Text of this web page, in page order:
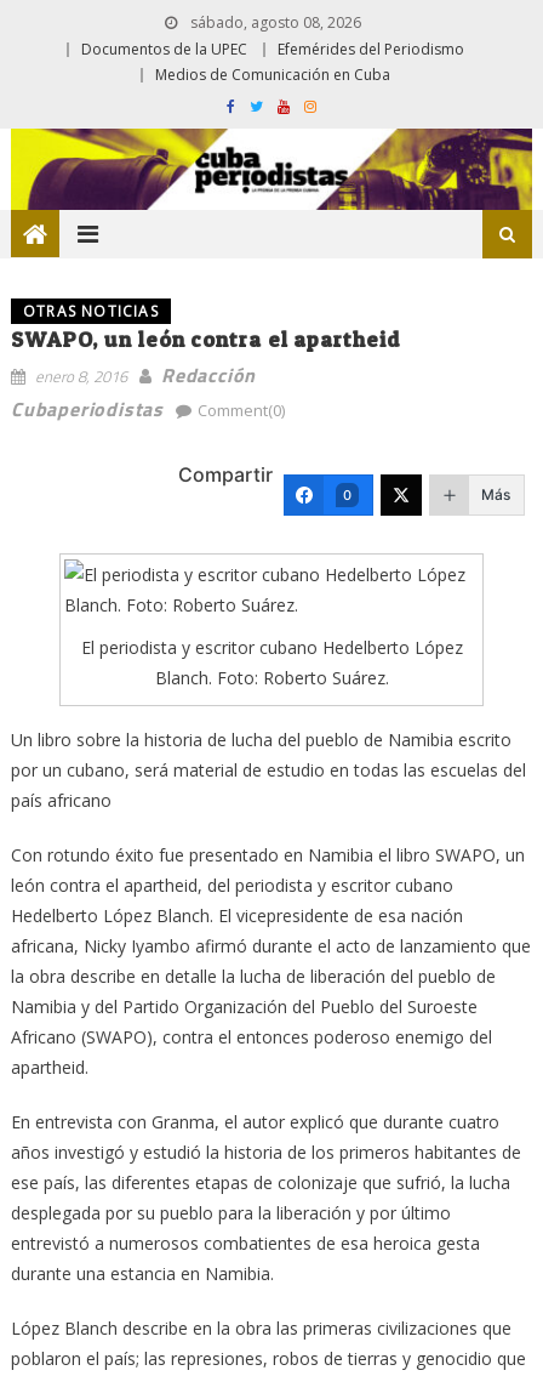
sábado, agosto 08, 2026
Documentos de la UPEC
Efemérides del Periodismo
Medios de Comunicación en Cuba
OTRAS NOTICIAS
SWAPO, un león contra el apartheid
enero 8, 2016
Redacción
Cubaperiodistas
Comment(0)
Compartir
0 Más
El periodista y escritor cubano Hedelberto López
Blanch. Foto: Roberto Suárez.
Un libro sobre la historia de lucha del pueblo de Namibia escrito
por un cubano, será material de estudio en todas las escuelas del
país africano
Con rotundo éxito fue presentado en Namibia el libro SWAPO, un
león contra el apartheid, del periodista y escritor cubano
Hedelberto López Blanch. El vicepresidente de esa nación
africana, Nicky Iyambo afirmó durante el acto de lanzamiento que
la obra describe en detalle la lucha de liberación del pueblo de
Namibia y del Partido Or­­ganización del Pueblo del Suroeste
Africano (SWAPO), contra el entonces poderoso enemigo del
apartheid.
En entrevista con Granma, el autor explicó que durante cuatro
años investigó y estudió la historia de los primeros habitantes de
ese país, las di­ferentes etapas de colonizaje que sufrió, la lu­cha
desplegada por su pueblo para la liberación y por último
entrevistó a numerosos combatientes de esa heroica gesta
durante una estancia en Na­mi­bia.
López Blanch describe en la obra las primeras civilizaciones que
poblaron el país; las represiones, robos de tierras y genocidio que